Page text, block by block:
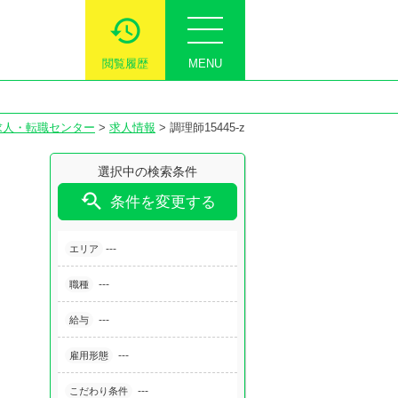
MENU
閲覧履歴
・転職センター > 求人情報 > 調理師15445-z
選択中の検索条件
 条件を変更する
エリア ---
職種 ---
給与 ---
雇用形態 ---
こだわり条件 ---